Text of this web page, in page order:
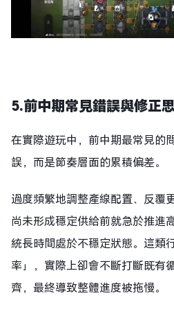
5.前中期常見錯誤與修正
在實際遊玩中，前中期最常見的
誤，而是節奏層面的累積偏差。
過度頻繁地調整產線配置、反覆
尚未形成穩定供給前就急於推進
統長時間處於不穩定狀態。這類
率」，實際上卻會不斷打斷既有
齊，最終導致整體進度被拖慢。